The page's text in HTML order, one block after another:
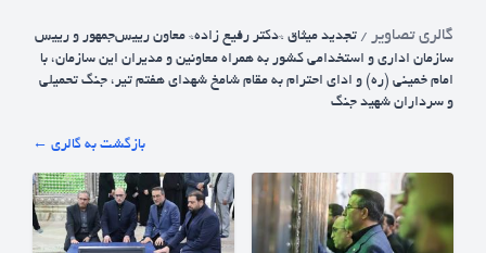
گالری تصاویر/تجدید میثاق *دکتر رفیع زاده* معاون رییس‌جمهور و رییس
سازمان اداری و استخدامی کشور به همراه معاونین و مدیران این سازمان، با
امام خمینی (ره) و ادای احترام به مقام شامخ شهدای هفتم تیر، جنگ تحمیلی
و سرداران شهید جنگ
← بازگشت به گالری